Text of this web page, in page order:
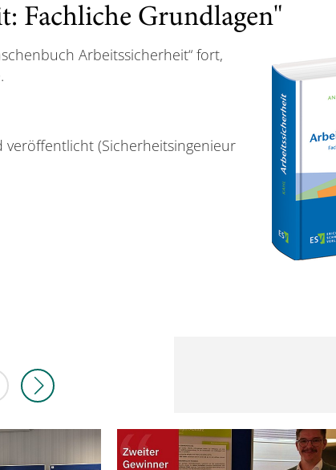
Fachliche Grundlagen"
Arbeitssicherheit“ fort,
(Sicherheitsingenieur
Elemente
Nächste Elemente